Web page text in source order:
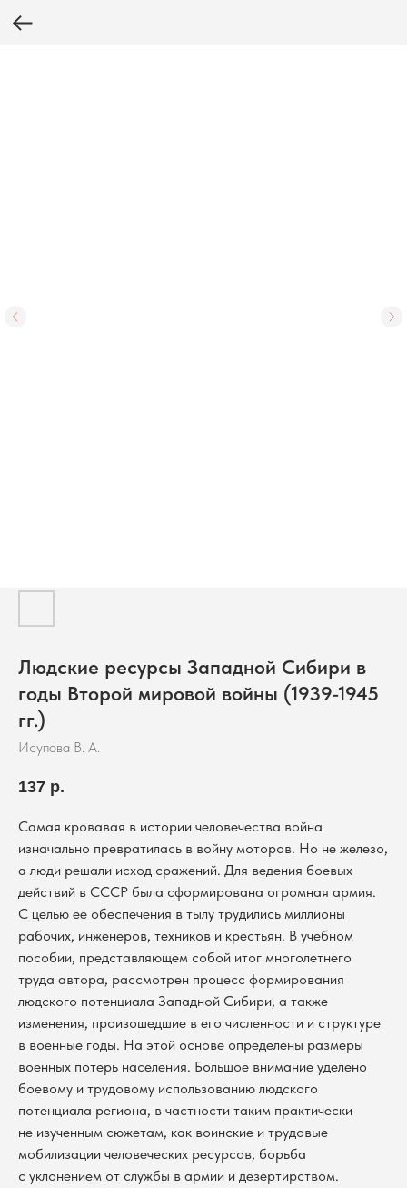
Людские ресурсы Западной Сибири в
годы Второй мировой войны (1939-1945
гг.)
Исупова В. А.
137 р.
Самая кровавая в истории человечества война
изначально превратилась в войну моторов. Но не железо,
а люди решали исход сражений. Для ведения боевых
действий в СССР была сформирована огромная армия.
С целью ее обеспечения в тылу трудились миллионы
рабочих, инженеров, техников и крестьян. В учебном
пособии, представляющем собой итог многолетнего
труда автора, рассмотрен процесс формирования
людского потенциала Западной Сибири, а также
изменения, произошедшие в его численности и структуре
в военные годы. На этой основе определены размеры
военных потерь населения. Большое внимание уделено
боевому и трудовому использованию людского
потенциала региона, в частности таким практически
не изученным сюжетам, как воинские и трудовые
мобилизации человеческих ресурсов, борьба
с уклонением от службы в армии и дезертирством.